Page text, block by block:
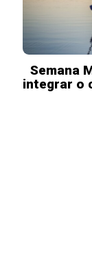
Semana
integrar o